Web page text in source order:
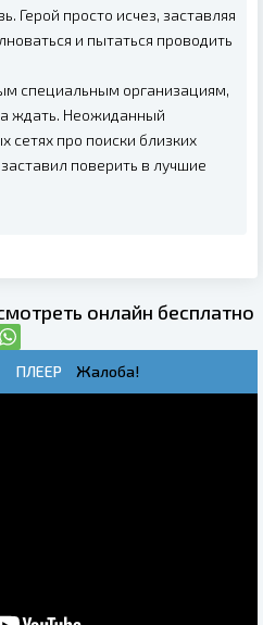
Герой просто исчез, заставляя
и пытаться проводить
специальным организациям,
ждать. Неожиданный
сетях про поиски близких
поверить в лучшие
онлайн бесплатно
ПЛЕЕР Жалоба!